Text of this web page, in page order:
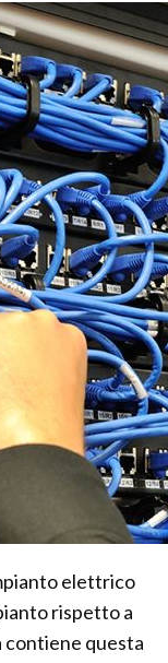
elettrico
rispetto a
contiene questa